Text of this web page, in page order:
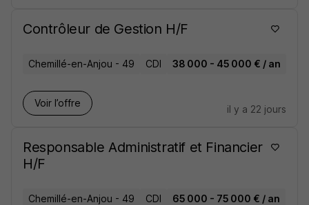
Contrôleur de Gestion H/F
Chemillé-en-Anjou - 49 CDI 38 000 - 45 000 € / an
Voir l’offre
il y a 22 jours
Responsable Administratif et Financier
H/F
Chemillé-en-Anjou - 49 CDI
65 000 - 75 000 € / an